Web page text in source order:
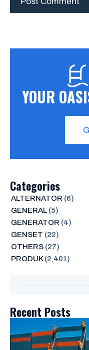
YOUR
Categories
ALTERNATOR (6)
GENERAL(5)
GENERATOR (4)
GENSET (22)
OTHERS(27)
PRODUK(2,401)
Recent Posts